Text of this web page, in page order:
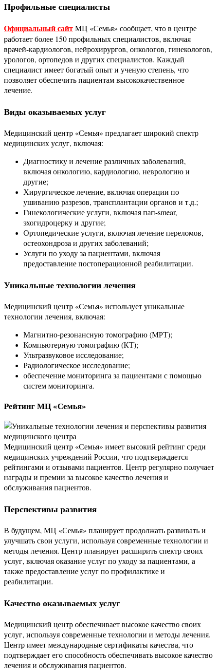
Профильные специалисты
Официальный сайтМЦ «Семья» сообщает, что в центре
работает более 150 профильных специалистов, включая
врачей-кардиологов, нейрохирургов, онкологов, гинекологов,
урологов, ортопедов и других специалистов. Каждый
специалист имеет богатый опыт и ученую степень, что
позволяет обеспечить пациентам высококачественное
лечение.
Виды оказываемых услуг
Медицинский центр «Семья» предлагает широкий спектр
медицинских услуг, включая:
Диагностику и лечение различных заболеваний,
включая онкологию, кардиологию, неврологию и
другие;
Хирургическое лечение, включая операции по
ушиванию разрезов, трансплантации органов и т.д.;
Гинекологические услуги, включая пап-smear,
эхогидроцерку и другие;
Ортопедические услуги, включая лечение переломов,
остеохондроза и других заболеваний;
Услуги по уходу за пациентами, включая
предоставление постоперационной реабилитации.
Уникальные технологии лечения
Медицинский центр «Семья» использует уникальные
технологии лечения, включая:
Магнитно-резонансную томографию (МРТ);
Компьютерную томографию (КТ);
Ультразвуковое исследование;
Радиологическое исследование;
обеспечение мониторинга за пациентами с помощью
систем мониторинга.
Рейтинг МЦ «Семья»
Медицинский центр «Семья» имеет высокий рейтинг среди
медицинских учреждений России, что подтверждается
рейтингами и отзывами пациентов. Центр регулярно получает
награды и премии за высокое качество лечения и
обслуживания пациентов.
Перспективы развития
В будущем, МЦ «Семья» планирует продолжать развивать и
улучшать свои услуги, используя современные технологии и
методы лечения. Центр планирует расширить спектр своих
услуг, включая оказание услуг по уходу за пациентами, а
также предоставление услуг по профилактике и
реабилитации.
Качество оказываемых услуг
Медицинский центр обеспечивает высокое качество своих
услуг, используя современные технологии и методы лечения.
Центр имеет международные сертификаты качества, что
подтверждает его способность обеспечивать высокое качество
лечения и обслуживания пациентов.